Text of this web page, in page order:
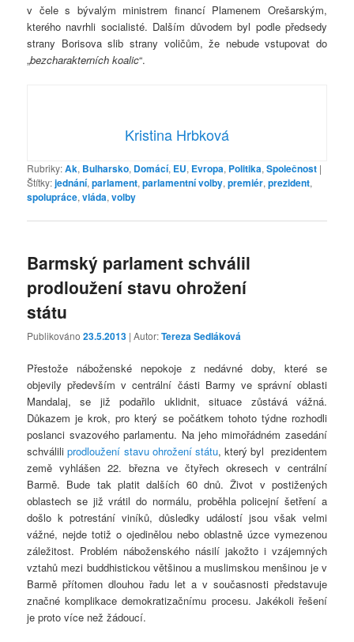
v čele s bývalým ministrem financí Plamenem Orešarským,
kterého navrhli socialisté. Dalším důvodem byl podle předsedy
strany Borisova slib strany voličům, že nebude vstupovat do
„bezcharakterních koalic“.
Kristina Hrbková
Rubriky:Ak, Bulharsko, Domácí, EU, Evropa, Politika,Společnost |
Štítky:jednání,parlament,parlamentní volby,premiér,prezident,
spolupráce,vláda,volby
Barmský parlament schválil
prodloužení stavu ohrožení
státu
Publikováno23.5.2013 | Autor:Tereza Sedláková
Přestože náboženské nepokoje z nedávné doby, které se
objevily především v centrální části Barmy ve správní oblasti
Mandalaj, se již podařilo uklidnit, situace zůstává vážná.
Důkazem je krok, pro který se počátkem tohoto týdne rozhodli
poslanci svazového parlamentu. Na jeho mimořádném zasedání
schváliliprodloužení stavu ohrožení státu, který byl prezidentem
země vyhlášen 22. března ve čtyřech okresech v centrální
Barmě. Bude tak platit dalších 60 dnů. Život v postižených
oblastech se již vrátil do normálu, proběhla policejní šetření a
došlo k potrestání viníků, důsledky událostí jsou však velmi
vážné, nejde totiž o ojedinělou nebo oblastně úzce vymezenou
záležitost. Problém náboženského násilí jakožto i vzájemných
vztahů mezi buddhistickou většinou a muslimskou menšinou je v
Barmě přítomen dlouhou řadu let a v současnosti představuje
značné komplikace demokratizačnímu procesu. Jakékoli řešení
je proto více než žádoucí.